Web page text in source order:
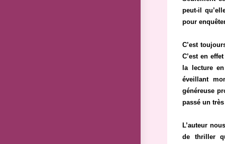
peut-il
pour
C’est
C’est en
la lecture
éveillant
généreuse
passé un
L’auteur
de thriller